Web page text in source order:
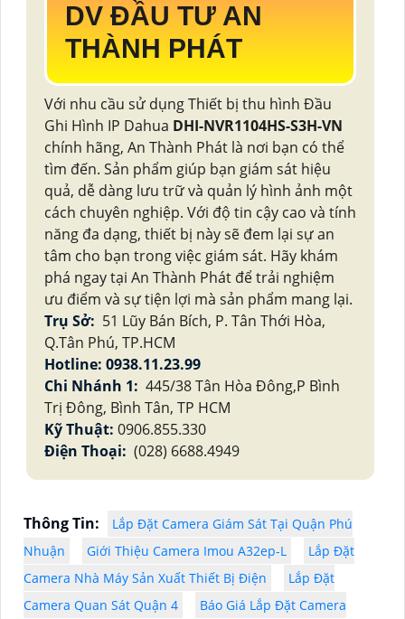
DV ĐẦU TƯ AN
THÀNH PHÁT
Với nhu cầu sử dụng Thiết bị thu hình Đầu
Ghi Hình IP Dahua DHI-NVR1104HS-S3H-VN
chính hãng, An Thành Phát là nơi bạn có thể
tìm đến. Sản phẩm giúp bạn giám sát hiệu
quả, dễ dàng lưu trữ và quản lý hình ảnh một
cách chuyên nghiệp. Với độ tin cậy cao và tính
năng đa dạng, thiết bị này sẽ đem lại sự an
tâm cho bạn trong việc giám sát. Hãy khám
phá ngay tại An Thành Phát để trải nghiệm
ưu điểm và sự tiện lợi mà sản phẩm mang lại.
Trụ Sở: 51 Lũy Bán Bích, P. Tân Thới Hòa,
Q.Tân Phú, TP.HCM
Hotline: 0938.11.23.99
Chi Nhánh 1: 445/38 Tân Hòa Đông,P Bình
Trị Đông, Bình Tân, TP HCM
Kỹ Thuật: 0906.855.330
Điện Thoại: (028) 6688.4949
Thông Tin:
Lắp Đặt Camera Giám Sát Tại Quận Phú
Nhuận
Giới Thiệu Camera Imou A32ep-L
Lắp Đặt
Camera Nhà Máy Sản Xuất Thiết Bị Điện
Lắp Đặt
Camera Quan Sát Quận 4
Báo Giá Lắp Đặt Camera